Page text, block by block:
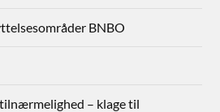
BNBO
– klage til